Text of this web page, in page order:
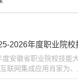
2026年度职业院
安徽省职业院校技能
联网集成应用肖家为
钱佳、姚晶茹、倪逸轩